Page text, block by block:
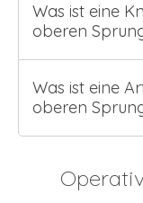
Was ist eine
oberen
Was ist eine
oberen